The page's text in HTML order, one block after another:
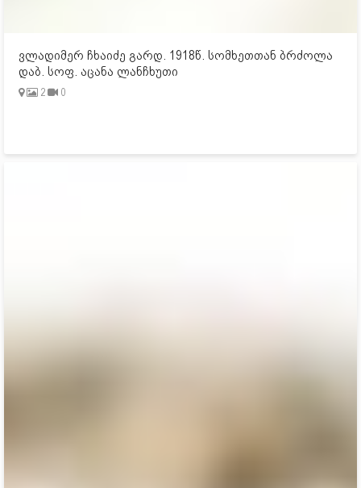
ვლადიმერ ჩხაიძე გარდ. 1918წ. სომხეთთან ბრძოლა
დაბ. სოფ. აცანა ლანჩხუთი
2 0